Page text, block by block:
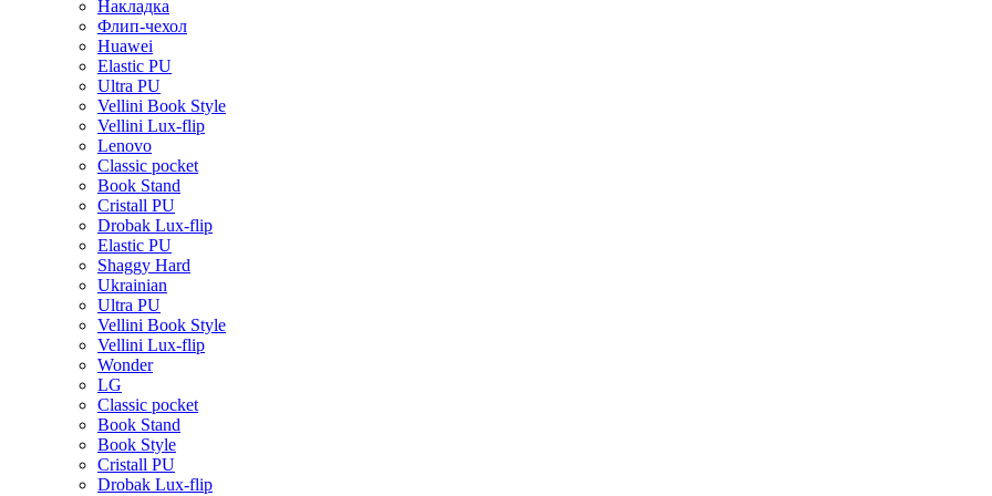
Накладка
Флип-чехол
Huawei
Elastic PU
Ultra PU
Vellini Book Style
Vellini Lux-flip
Lenovo
Classic pocket
Book Stand
Cristall PU
Drobak Lux-flip
Elastic PU
Shaggy Hard
Ukrainian
Ultra PU
Vellini Book Style
Vellini Lux-flip
Wonder
LG
Classic pocket
Book Stand
Book Style
Cristall PU
Drobak Lux-flip